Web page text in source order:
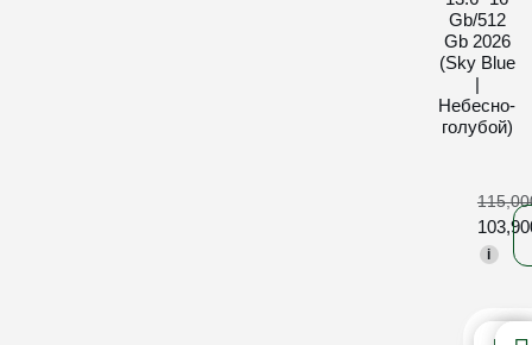
Gb/512
Gb 2026
(Sky Blue
|
Небесно-
голубой)
i